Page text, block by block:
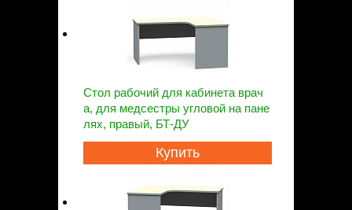
Стол рабочий для кабинета врач
а, для медсестры угловой на пане
лях, правый, БТ-ДУ
Купить